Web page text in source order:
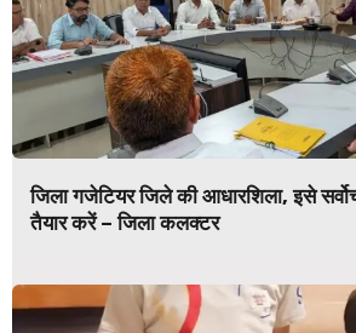
जिला गजेटियर जिले की आधारशिला, इसे
तैयार करें – जिला कलक्टर